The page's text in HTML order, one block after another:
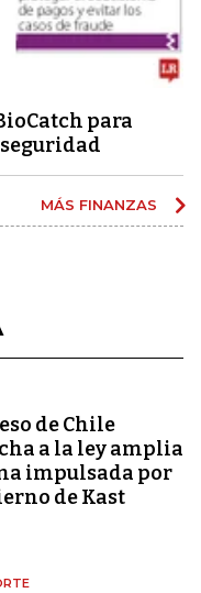
para
MÁS FINANZAS
de Chile
a la ley amplia
impulsada por
de Kast